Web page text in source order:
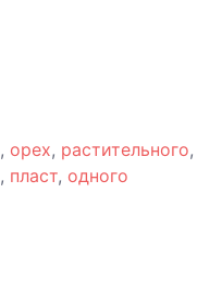
, орех, растительного,
, пласт, одного